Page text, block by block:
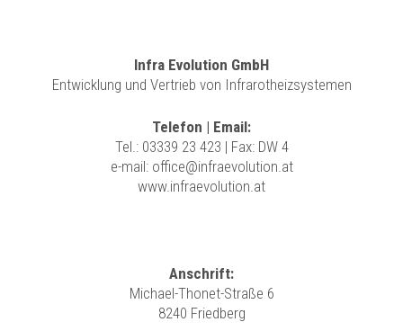
Infra Evolution GmbH
Entwicklung und Vertrieb von Infrarotheizsystemen
Telefon | Email:
Tel.: 03339 23 423 | Fax: DW 4
e-mail: office@infraevolution.at
www.infraevolution.at
Anschrift:
Michael-Thonet-Straße 6
8240 Friedberg